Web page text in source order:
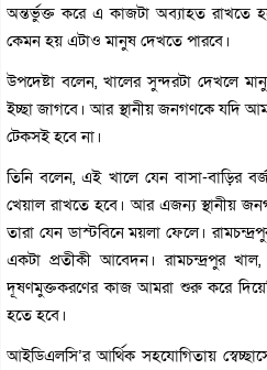
অন্তর্ভুক্ত করে এ কাজটা অব্যাহত রাখতে
কেমন হয় এটাও মানুষ দেখতে পারবে।
উপদেষ্টা বলেন, খালের সুন্দরটা দেখলে
ইচ্ছা জাগবে। আর স্থানীয় জনগণকে যদি
টেকসই হবে না।
তিনি বলেন, এই খালে যেন বাসা-বাড়ির
খেয়াল রাখতে হবে। আর এজন্য স্থানীয়
তারা যেন ডাস্টবিনে ময়লা ফেলে।
একটা প্রতীকী আবেদন। রামচন্দ্রপুর
দূষণমুক্তকরণের কাজ আমরা শুরু করে
হতে হবে।
আইডিএলসি’র আর্থিক সহযোগিতায়